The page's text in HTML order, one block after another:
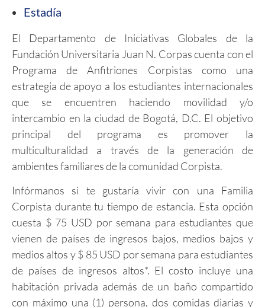
Estadía
El Departamento de Iniciativas Globales de la
Fundación Universitaria Juan N. Corpas cuenta con el
Programa de Anfitriones Corpistas como una
estrategia de apoyo a los estudiantes internacionales
que se encuentren haciendo movilidad y/o
intercambio en la ciudad de Bogotá, D.C. El objetivo
principal del programa es promover la
multiculturalidad a través de la generación de
ambientes familiares de la comunidad Corpista.
Infórmanos si te gustaría vivir con una Familia
Corpista durante tu tiempo de estancia. Esta opción
cuesta $ 75 USD por semana para estudiantes que
vienen de países de ingresos bajos, medios bajos y
medios altos y $ 85 USD por semana para estudiantes
de países de ingresos altos*. El costo incluye una
habitación privada además de un baño compartido
con máximo una (1) persona, dos comidas diarias y